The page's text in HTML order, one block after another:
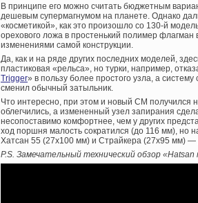
В принципе его можно считать бюджетным
дешевым супермагнумом на планете. Однако
«косметикой», как это произошло со 130-й
орехового ложа в простенький полимер флагман
изменениями самой конструкции.
Да, как и на ряде других последних моделей,
пластиковая «рельса», но турки, например,
Trigger» в пользу более простого узла, а
сменил обычный затыльник.
Что интересно, при этом и новый СМ получился
облегчились, а измененный узел запирания
несопоставимо комфортнее, чем у других
ход поршня малость сократился (до 116 мм), но
Хатсан 55 (27х100 мм) и Страйкера (27х95 мм) —
P.S. Замечательный технический обзор